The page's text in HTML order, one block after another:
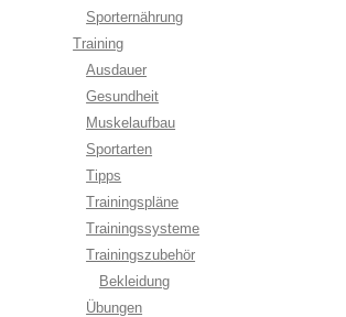
Sporternährung
Training
Ausdauer
Gesundheit
Muskelaufbau
Sportarten
Tipps
Trainingspläne
Trainingssysteme
Trainingszubehör
Bekleidung
Übungen